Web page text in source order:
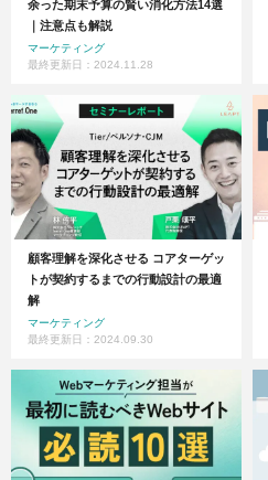
余った期末予算の賢い消化方法14選
｜注意点も解説
マーケティング
最終更新日：2024.11.28
顧客理解を深化させる コアターゲッ
トが契約するまでの行動設計の最適
解
マーケティング
最終更新日：2024.09.30